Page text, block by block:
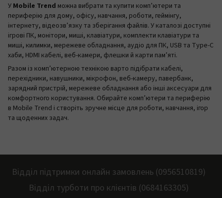
У Mobile Trend можна вибрати та купити комп’ютери та
периферію для дому, офісу, навчання, роботи, геймінгу,
інтернету, відеозв’язку та зберігання файлів. У каталозі доступні
ігрові ПК, монітори, миші, клавіатури, комплекти клавіатури та
миші, килимки, мережеве обладнання, аудіо для ПК, USB та Type-C
хаби, HDMI кабелі, веб-камери, флешки й карти пам’яті.
Разом із комп’ютерною технікою варто підібрати кабелі,
перехідники, навушники, мікрофон, веб-камеру, павербанк,
зарядний пристрій, мережеве обладнання або інші аксесуари для
комфортного користування. Обирайте комп’ютери та периферію
в Mobile Trend і створіть зручне місце для роботи, навчання, ігор
та щоденних задач.
Відділ підтримки онлайн замовлень (0956510819)
Відділ турботи про клієнтів (0684163305)